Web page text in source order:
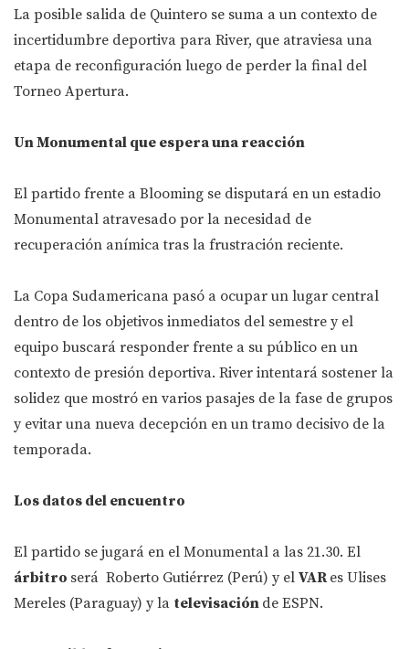
La posible salida de Quintero se suma a un contexto de
incertidumbre deportiva para River, que atraviesa una
etapa de reconfiguración luego de perder la final del
Torneo Apertura.
Un Monumental que espera una reacción
El partido frente a Blooming se disputará en un estadio
Monumental atravesado por la necesidad de
recuperación anímica tras la frustración reciente.
La Copa Sudamericana pasó a ocupar un lugar central
dentro de los objetivos inmediatos del semestre y el
equipo buscará responder frente a su público en un
contexto de presión deportiva. River intentará sostener la
solidez que mostró en varios pasajes de la fase de grupos
y evitar una nueva decepción en un tramo decisivo de la
temporada.
Los datos del encuentro
El partido se jugará en el Monumental a las 21.30. El
árbitro será Roberto Gutiérrez (Perú) y el VARes Ulises
Mereles (Paraguay) y la televisación de ESPN.